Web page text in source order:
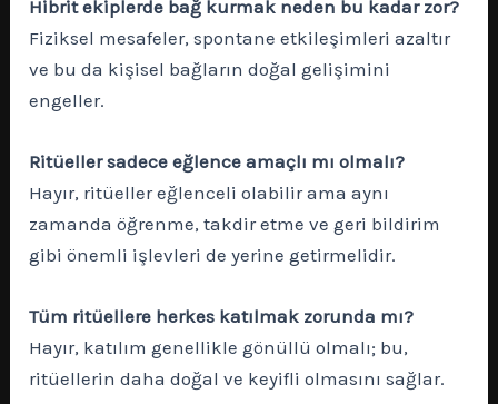
Hibrit ekiplerde bağ kurmak neden bu kadar zor?
Fiziksel mesafeler, spontane etkileşimleri azaltır
ve bu da kişisel bağların doğal gelişimini
engeller.
Ritüeller sadece eğlence amaçlı mı olmalı?
Hayır, ritüeller eğlenceli olabilir ama aynı
zamanda öğrenme, takdir etme ve geri bildirim
gibi önemli işlevleri de yerine getirmelidir.
Tüm ritüellere herkes katılmak zorunda mı?
Hayır, katılım genellikle gönüllü olmalı; bu,
ritüellerin daha doğal ve keyifli olmasını sağlar.